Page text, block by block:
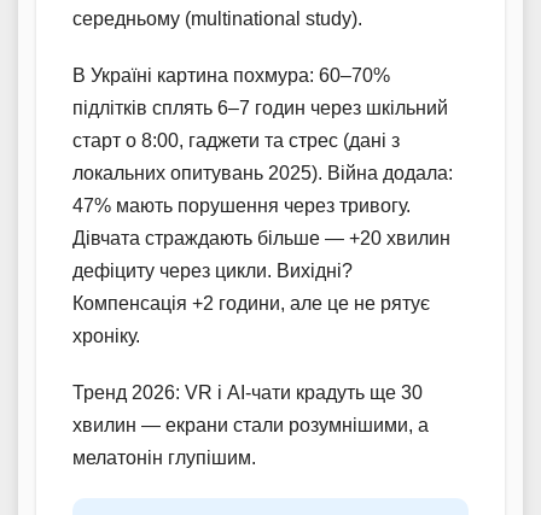
середньому (multinational study).
В Україні картина похмура: 60–70%
підлітків сплять 6–7 годин через шкільний
старт о 8:00, гаджети та стрес (дані з
локальних опитувань 2025). Війна додала:
47% мають порушення через тривогу.
Дівчата страждають більше — +20 хвилин
дефіциту через цикли. Вихідні?
Компенсація +2 години, але це не рятує
хроніку.
Тренд 2026: VR і AI-чати крадуть ще 30
хвилин — екрани стали розумнішими, а
мелатонін глупішим.